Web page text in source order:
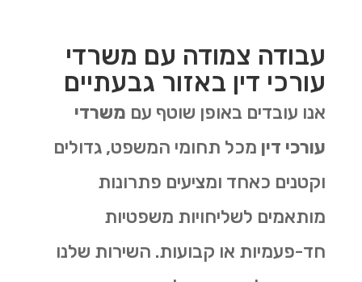
עבודה צמודה עם משרדי
עורכי דין באזור גבעתיים
אנו עובדים באופן שוטף עם משרדי
עורכי דין מכל תחומי המשפט, גדולים
וקטנים כאחד ומציעים פתרונות
מותאמים לשליחויות משפטיות
חד-פעמיות או קבועות. השירות שלנו